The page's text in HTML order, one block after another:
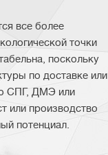
все более
точки
поскольку
по доставке или
СПГ, ДМЭ или
или производство
потенциал.